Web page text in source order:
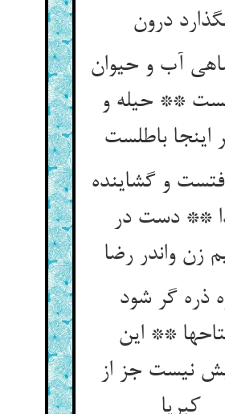
درون
آب و حیوان
** حیله و
اینجا باطلست
و گشاینده
** دست در
زن واندر رضا
ذره گر شود
** این
نیست جز از
کبریا